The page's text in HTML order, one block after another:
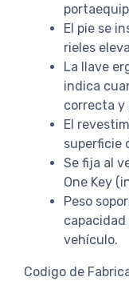
El pie se
rieles
La llave
indica
correcta y
El
superficie
Se fija al
One Key
Peso
vehículo.
Codigo de